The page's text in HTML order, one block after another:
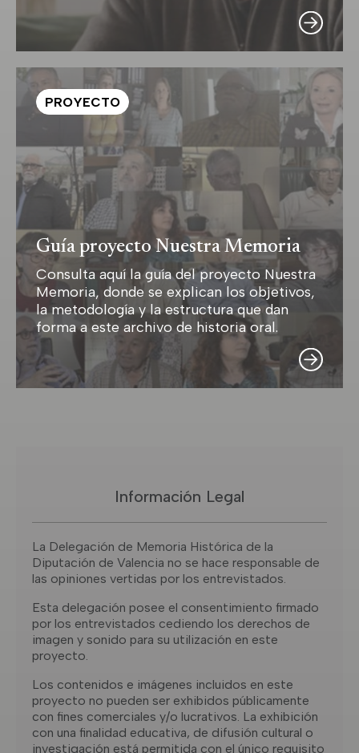
PROYECTO
Guía proyecto Nuestra Memoria
Consulta aquí la guía del proyecto Nuestra
Memoria, donde se explican los objetivos,
la metodología y la estructura que dan
forma a este archivo de historia oral.
Información Legal
La Delegación de Memoria Histórica de la
Diputación de Valencia no se hace responsable de
las opiniones vertidas por los entrevistados.
Esta delegación posee el consentimiento firmado
por los entrevistados cediendo los derechos de
imagen y sonido para su utilización en este
proyecto.
Los contenidos e imágenes incluidos en este
proyecto no pueden ser exhibidos públicamente
con fines comerciales y/o lucrativos. La exhibición
con una finalidad educativa, de difusión cultural o
investigación está permitida con el único requisito